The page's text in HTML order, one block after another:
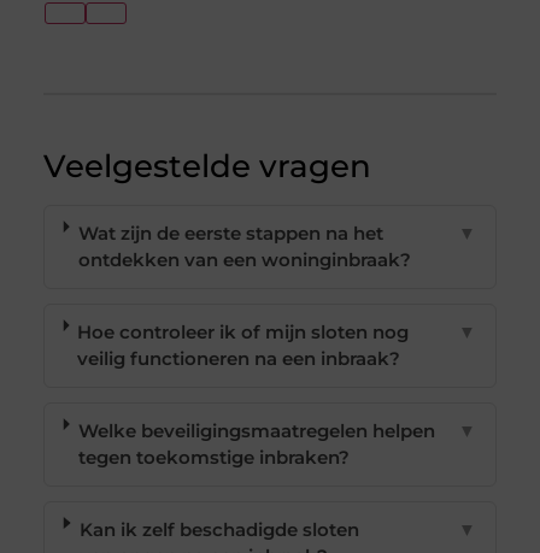
Veelgestelde vragen
Wat zijn de eerste stappen na het
ontdekken van een woninginbraak?
▼
Hoe controleer ik of mijn sloten nog
veilig functioneren na een inbraak?
▼
Welke beveiligingsmaatregelen helpen
tegen toekomstige inbraken?
▼
Kan ik zelf beschadigde sloten
▼